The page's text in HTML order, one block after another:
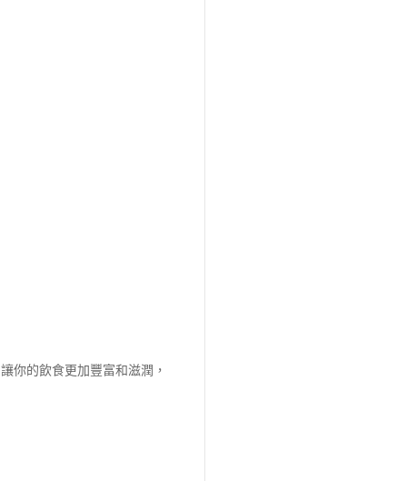
你的飲食更加豐富和滋潤，